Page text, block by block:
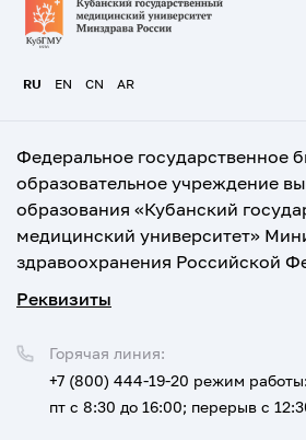
RU EN CN AR
Федеральное государственное
образовательное учреждение
образования «Кубанский
медицинский университет»
здравоохранения Российской
Реквизиты
Горячая линия:
+7 (800) 444-19-20 режим
пт с 8:30 до 16:00; перерыв с